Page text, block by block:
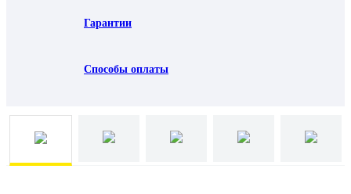
Гарантии
Способы оплаты